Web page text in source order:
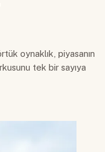
oynaklık, piyasanın
tek bir sayıya